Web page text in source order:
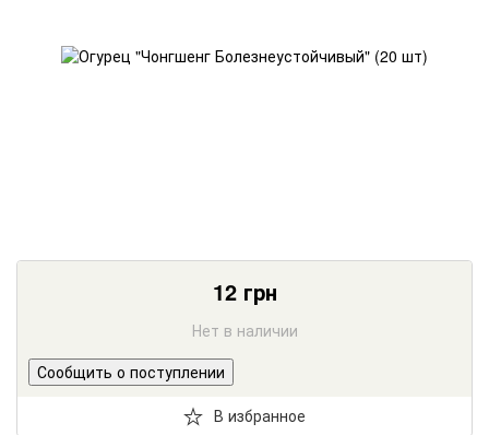
12грн
Нет в наличии
Сообщить о поступлении
В избранное